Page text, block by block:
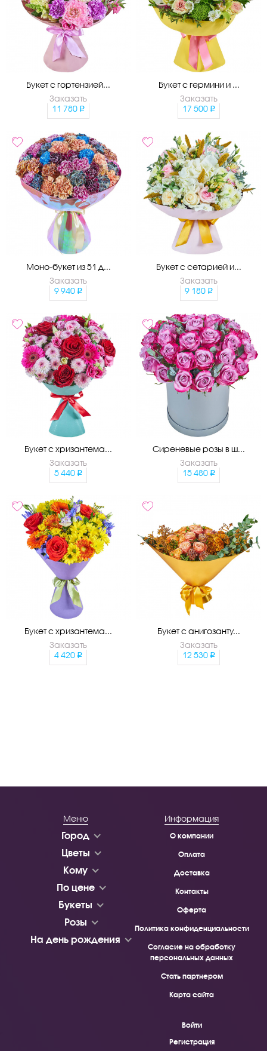
Букет с гортензией...
Заказать
11 780
Букет с гермини и ...
Заказать
17 500
Моно-букет из 51 д...
Заказать
9 940
Букет с сетарией и...
Заказать
9 180
Букет с хризантема...
Заказать
5 440
Сиреневые розы в ш...
Заказать
15 480
Букет с хризантема...
Заказать
4 420
Букет с анигозанту...
Заказать
12 530
Меню
Город
Цветы
Кому
По цене
Букеты
Розы
На день рождения
Информация
О компании
Оплата
Доставка
Контакты
Оферта
Политика конфиденциальности
Согласие на обработку
персональных данных
Стать партнером
Карта сайта
Войти
Регистрация